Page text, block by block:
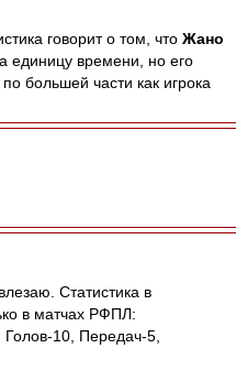
говорит о том, что Жано
единицу времени, но его
большей части как игрока
Статистика в
в матчах РФПЛ:
10, Передач-5,